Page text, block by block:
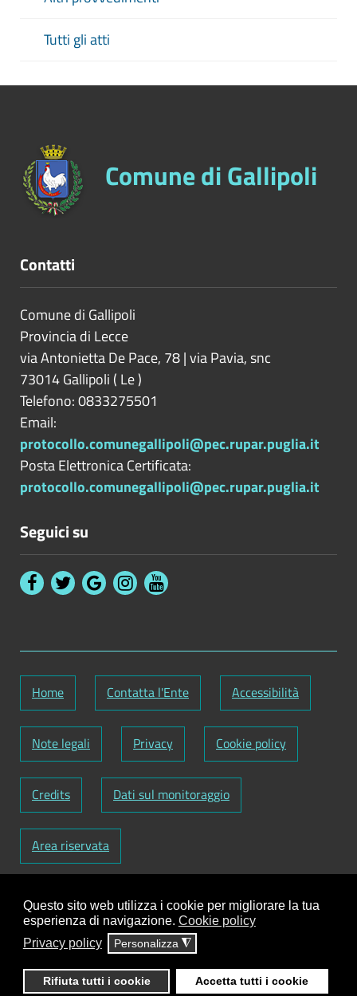
Questo sito web utilizza i cookie per migliorare la tua
esperienza di navigazione. Cookie policy
Privacy policy
Personalizza ◮
Rifiuta tutti i cookie Accetta tutti i cookie
Tutti gli atti
Comune di Gallipoli
Contatti
Comune di Gallipoli
Provincia di Lecce
via Antonietta De Pace, 78 | via Pavia, snc
73014Gallipoli ( Le)
Telefono: 0833275501
Email:
protocollo.comunegallipoli@pec.rupar.puglia.it
Posta Elettronica Certificata:
protocollo.comunegallipoli@pec.rupar.puglia.it
Seguici su
Home Contatta l'Ente Accessibilità
Note legali Privacy Cookie policy
Credits Dati sul monitoraggio
Area riservata
Codice Fiscale: 82000090751-Partita IVA:
01129720759-Codice Fatturazione elettronica:
UFY1HC
contenuti:Antonio Scrimitore